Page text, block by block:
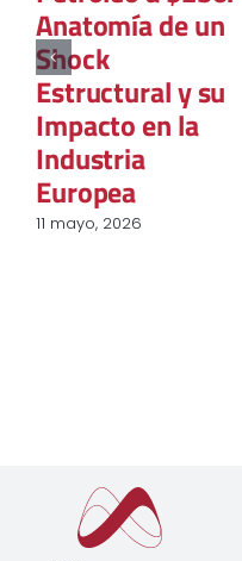
del Gas Natural:
El Nuevo Mapa
del Poder Global
12 marzo, 2026